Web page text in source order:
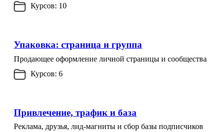
Курсов: 10
Упаковка: страница и группа
Продающее оформление личной страницы и сообщества
Курсов: 6
Привлечение, трафик и база
Реклама, друзья, лид-магниты и сбор базы подписчиков